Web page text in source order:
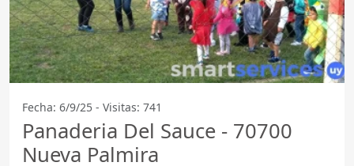
Fecha: 6/9/25 - Visitas: 741
Panaderia Del Sauce - 70700
Nueva Palmira